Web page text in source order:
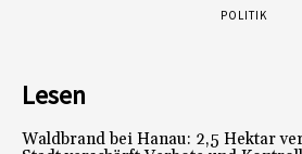
POLITIK
Lesen
Waldbrand bei Hanau: 2,5 Hektar